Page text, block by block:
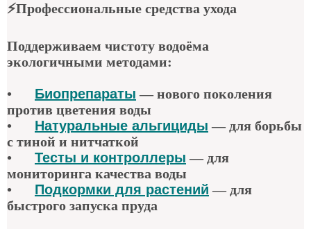
⚡Профессиональные средства ухода
Поддерживаем чистоту водоёма
экологичными методами:
• Биопрепараты —нового поколения
против цветения воды
•
Натуральные альгициды — для борьбы
с тиной и нитчаткой
•
Тесты и контроллеры — для
мониторинга качества воды
•
Подкормки для растений — для
быстрого запуска пруда